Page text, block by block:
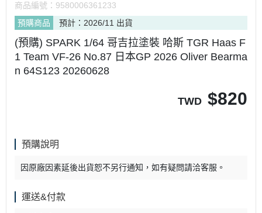
商品編號： 9580006361233
預購商品
預計：2026/11 出貨
(預購) SPARK 1/64 哥吉拉塗裝 哈斯 TGR Haas F
1 Team VF-26 No.87 日本GP 2026 Oliver Bearma
n 64S123 20260628
TWD $820
預購說明
因原廠因素延後出貨恕不另行通知，如有疑問請洽客服。
運送&付款